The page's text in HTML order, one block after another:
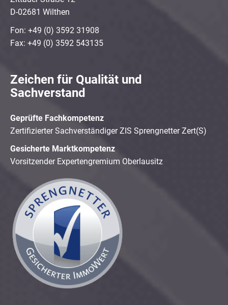
D-02681 Wilthen
Fon: +49 (0) 3592 31908
Fax: +49 (0) 3592 543135
Zeichen für Qualität und
Sachverstand
Geprüfte Fachkompetenz
Zertifizierter Sachverständiger ZIS Sprengnetter Zert(S)
Gesicherte Marktkompetenz
Vorsitzender Expertengremium Oberlausitz